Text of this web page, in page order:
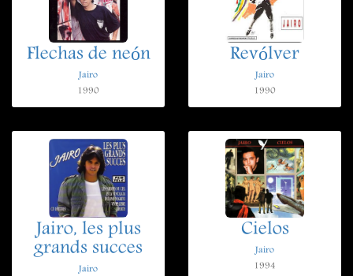
Flechas de neón
Jairo
1990
Revólver
Jairo
1990
Jairo, les plus
grands succes
Jairo
Cielos
Jairo
1994